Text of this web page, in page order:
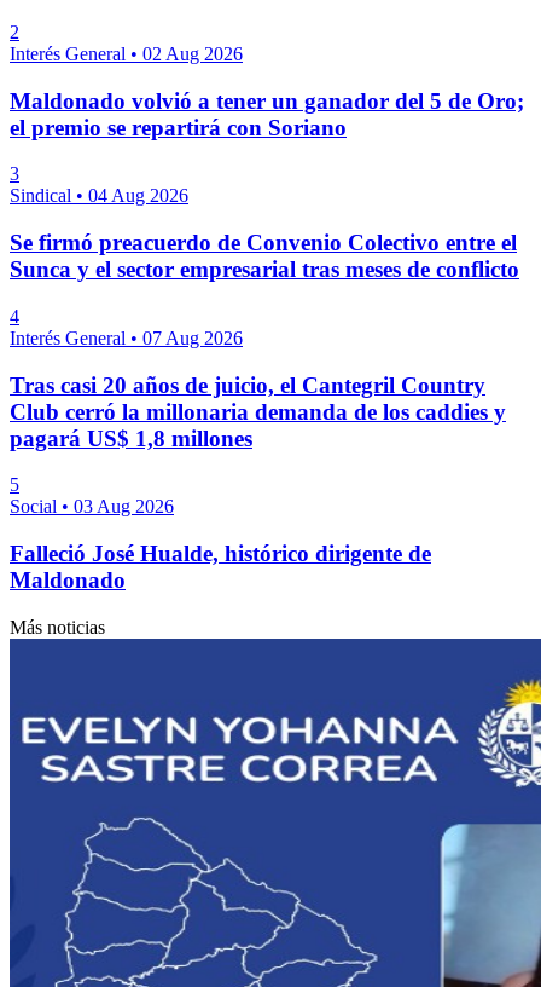
2
Interés General • 02 Aug 2026
Maldonado volvió a tener un ganador del 5 de Oro;
el premio se repartirá con Soriano
3
Sindical • 04 Aug 2026
Se firmó preacuerdo de Convenio Colectivo entre el
Sunca y el sector empresarial tras meses de conflicto
4
Interés General • 07 Aug 2026
Tras casi 20 años de juicio, el Cantegril Country
Club cerró la millonaria demanda de los caddies y
pagará US$ 1,8 millones
5
Social • 03 Aug 2026
Falleció José Hualde, histórico dirigente de
Maldonado
Más noticias